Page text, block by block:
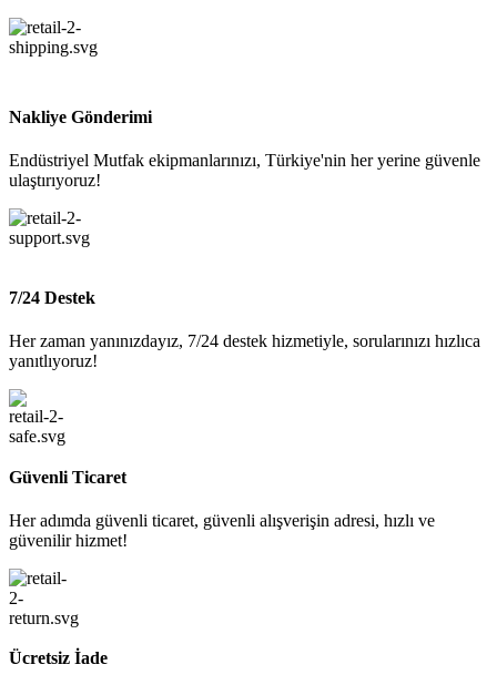
Nakliye Gönderimi
Endüstriyel Mutfak ekipmanlarınızı, Türkiye'nin her yerine güvenle
ulaştırıyoruz!
7/24 Destek
Her zaman yanınızdayız, 7/24 destek hizmetiyle, sorularınızı hızlıca
yanıtlıyoruz!
Güvenli Ticaret
Her adımda güvenli ticaret, güvenli alışverişin adresi, hızlı ve
güvenilir hizmet!
Ücretsiz İade